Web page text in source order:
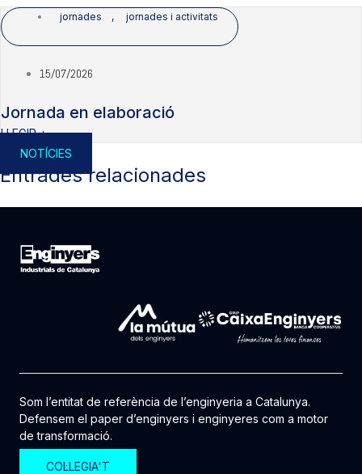
jornades , jornades i activitats
15/07/2026
Jornada en elaboració
LLEGIR +
NOTÍCIES
Entrades relacionades
Som l’entitat de referència de l’enginyeria a Catalunya.
Defensem el paper d’enginyers i enginyeres com a motor
de transformació.
COL·LEGIA'T